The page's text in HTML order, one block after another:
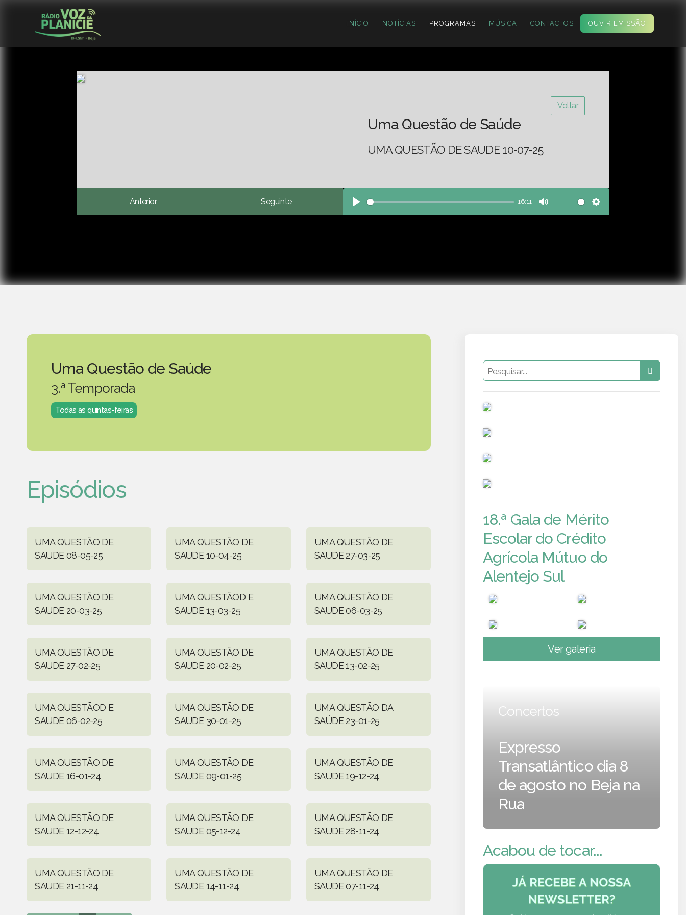
INÍCIO NOTÍCIAS PROGRAMAS MÚSICA CONTACTOS OUVIR EMISSÃO
Voltar
Uma Questão de Saúde
UMA QUESTÃO DE SAUDE 10-07-25
Anterior Seguinte
Play
16:11
Mute Settings
Uma Questão de Saúde
3.ª Temporada
Todas as quintas-feiras
Episódios
UMA QUESTÃO DE
SAUDE 08-05-25
UMA QUESTÃO DE
SAUDE 10-04-25
UMA QUESTÃO DE
SAUDE 27-03-25
UMA QUESTÃO DE
SAUDE 20-03-25
UMA QUESTÃOD E
SAUDE 13-03-25
UMA QUESTÃO DE
SAUDE 06-03-25
UMA QUESTÃO DE
SAUDE 27-02-25
UMA QUESTÃO DE
SAUDE 20-02-25
UMA QUESTÃO DE
SAUDE 13-02-25
UMA QUESTÃOD E
SAUDE 06-02-25
UMA QUESTÃO DE
SAUDE 30-01-25
UMA QUESTÃO DA
SAÚDE 23-01-25
UMA QUESTÃO DE
SAUDE 16-01-24
UMA QUESTÃO DE
SAUDE 09-01-25
UMA QUESTÃO DE
SAUDE 19-12-24
UMA QUESTÃO DE
SAUDE 12-12-24
UMA QUESTÃO DE
SAUDE 05-12-24
UMA QUESTÃO DE
SAUDE 28-11-24
UMA QUESTÃO DE
SAUDE 21-11-24
UMA QUESTÃO DE
SAUDE 14-11-24
UMA QUESTÃO DE
SAUDE 07-11-24
18.ª Gala de Mérito
Escolar do Crédito
Agrícola Mútuo do
Alentejo Sul
Ver galeria
Concertos
Expresso
Transatlântico dia 8
de agosto no Beja na
Rua
Acabou de tocar...